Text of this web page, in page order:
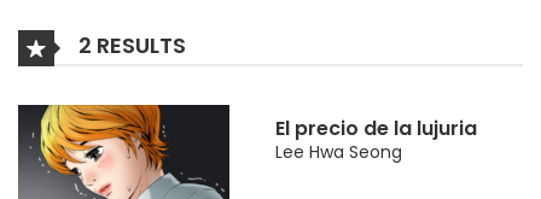
2 RESULTS
El precio de la lujuria
Lee Hwa Seong